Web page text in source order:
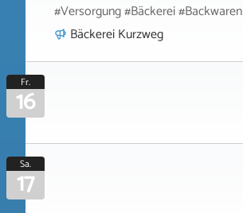
#Versorgung #Bäckerei #Backwaren
Bäckerei Kurzweg
Fr.
16
Sa.
17